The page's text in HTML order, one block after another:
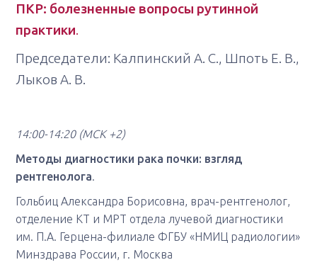
ПКР: болезненные вопросы рутинной
практики.
Председатели: Калпинский А. С., Шпоть Е. В.,
Лыков А. В.
14:00-14:20 (МСК +2)
Методы диагностики рака почки: взгляд
рентгенолога.
Гольбиц Александра Борисовна, врач-рентгенолог,
отделение КТ и МРТ отдела лучевой диагностики
им. П.А. Герцена-филиале ФГБУ «НМИЦ радиологии»
Минздрава России, г. Москва